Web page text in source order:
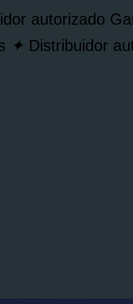
autorizado
✦ Distribuidor